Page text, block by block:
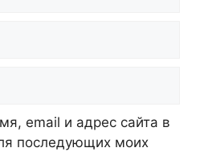
email и адрес сайта в
последующих моих